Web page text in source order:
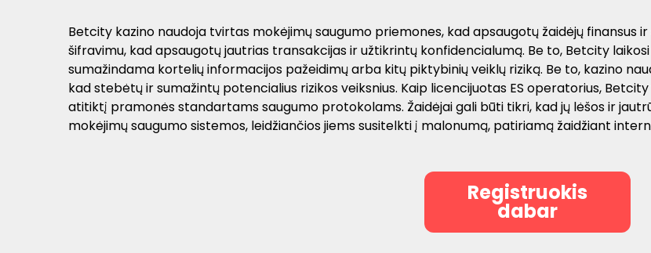
Betcity kazino naudoja tvirtas mokėjimų saugumo priemones, kad apsaugotų žaidėjų finansus
šifravimu, kad apsaugotų jautrias transakcijas ir užtikrintų konfidencialumą. Be to, Betcity
sumažindama kortelių informacijos pažeidimų arba kitų piktybinių veiklų riziką. Be to, kazino
kad stebėtų ir sumažintų potencialius rizikos veiksnius. Kaip licencijuotas ES operatorius,
atitiktį pramonės standartams saugumo protokolams. Žaidėjai gali būti tikri, kad jų lėšos ir
mokėjimų saugumo sistemos, leidžiančios jiems susitelkti į malonumą, patiriamą žaidžiant
Registruokis
dabar